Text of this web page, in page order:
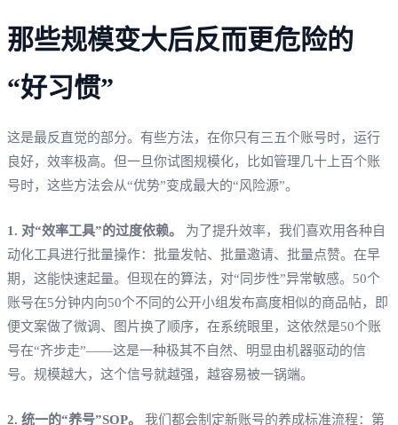
那些规模变大后反而更危险的
“好习惯”
这是最反直觉的部分。有些方法，在你只有三五个账号时，运行
良好，效率极高。但一旦你试图规模化，比如管理几十上百个账
号时，这些方法会从“优势”变成最大的“风险源”。
1. 对“效率工具”的过度依赖。
为了提升效率，我们喜欢用各种自
动化工具进行批量操作：批量发帖、批量邀请、批量点赞。在早
期，这能快速起量。但现在的算法，对“同步性”异常敏感。50个
账号在5分钟内向50个不同的公开小组发布高度相似的商品帖，即
便文案做了微调、图片换了顺序，在系统眼里，这依然是50个账
号在“齐步走”——这是一种极其不自然、明显由机器驱动的信
号。规模越大，这个信号就越强，越容易被一锅端。
2. 统一的“养号”SOP。 我们都会制定新账号的养成标准流程：第